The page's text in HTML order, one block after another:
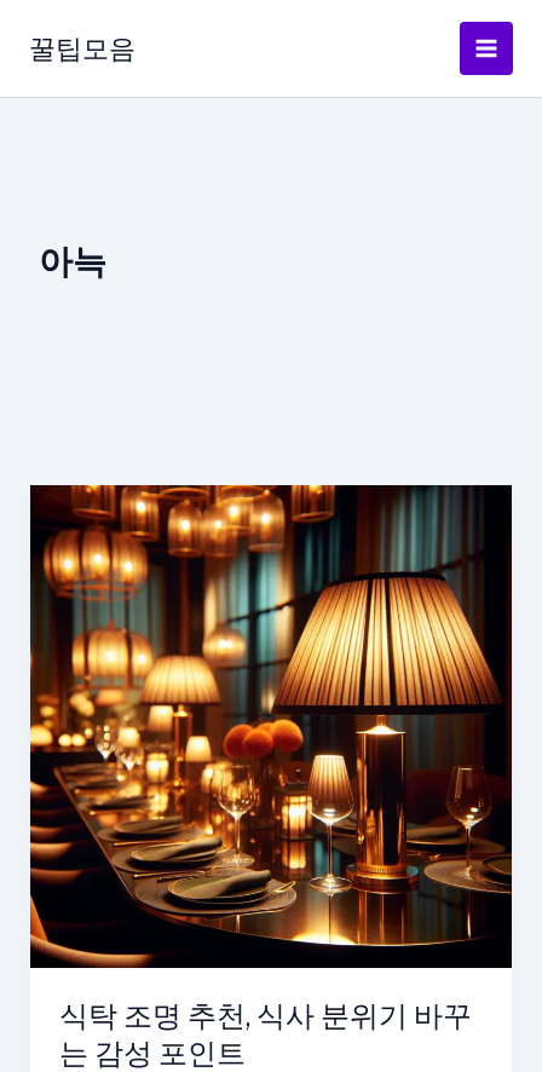
로
꿀팁모음
아늑
식탁 조명 추천, 식사 분위기 바꾸
는 감성 포인트